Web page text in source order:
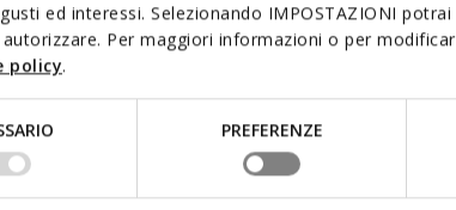
ed interessi. Selezionando IMPOSTAZIONI
Per maggiori informazioni o per
policy.
PREFERENZE